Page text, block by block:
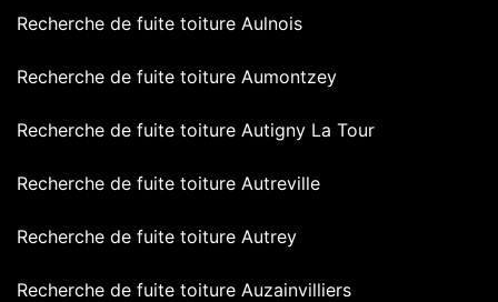
Recherche de fuite toiture Aulnois
Recherche de fuite toiture Aumontzey
Recherche de fuite toiture Autigny La Tour
Recherche de fuite toiture Autreville
Recherche de fuite toiture Autrey
Recherche de fuite toiture Auzainvilliers